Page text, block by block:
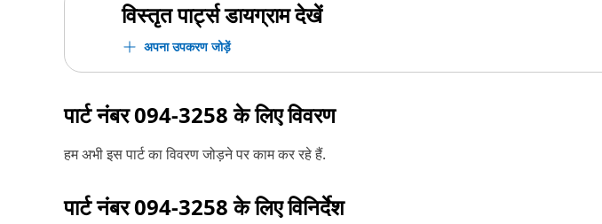
विस्तृत पार्ट्स डायग्राम देखें
अपना उपकरण जोड़ें
पार्ट नंबर094-3258के लिए विवरण
हम अभी इस पार्ट का विवरण जोड़ने पर काम कर रहे हैं.
पार्ट नंबर094-3258के लिए विनिर्देश